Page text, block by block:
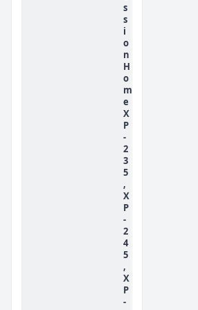
s
s
i
o
n
H
o
m
e
X
P
-
2
3
5
,
X
P
-
2
4
5
,
X
P
-